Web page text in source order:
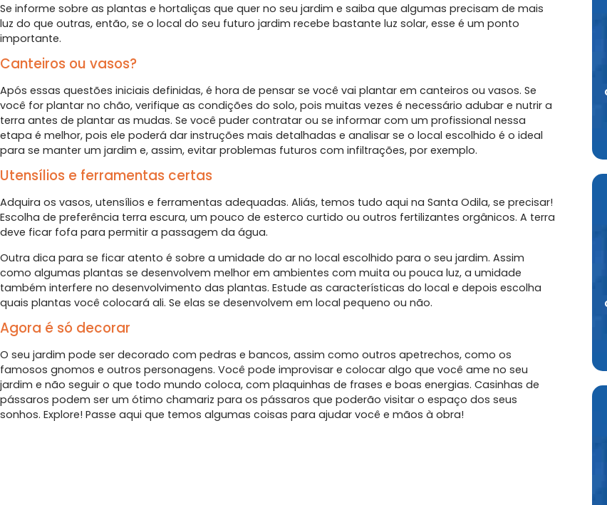
Se informe sobre as plantas e hortaliças que quer no seu jardim e saiba que algumas precisam de mais
luz do que outras, então, se o local do seu futuro jardim recebe bastante luz solar, esse é um ponto
importante.
Canteiros ou vasos?
Após essas questões iniciais definidas, é hora de pensar se você vai plantar em canteiros ou vasos. Se
você for plantar no chão, verifique as condições do solo, pois muitas vezes é necessário adubar e nutrir a
terra antes de plantar as mudas. Se você puder contratar ou se informar com um profissional nessa
etapa é melhor, pois ele poderá dar instruções mais detalhadas e analisar se o local escolhido é o ideal
para se manter um jardim e, assim, evitar problemas futuros com infiltrações, por exemplo.
Utensílios e ferramentas certas
Adquira os vasos, utensílios e ferramentas adequadas. Aliás, temos tudo aqui na Santa Odila, se precisar!
Escolha de preferência terra escura, um pouco de esterco curtido ou outros fertilizantes orgânicos. A terra
deve ficar fofa para permitir a passagem da água.
Outra dica para se ficar atento é sobre a umidade do ar no local escolhido para o seu jardim. Assim
como algumas plantas se desenvolvem melhor em ambientes com muita ou pouca luz, a umidade
também interfere no desenvolvimento das plantas. Estude as características do local e depois escolha
quais plantas você colocará ali. Se elas se desenvolvem em local pequeno ou não.
Agora é só decorar
O seu jardim pode ser decorado com pedras e bancos, assim como outros apetrechos, como os
famosos gnomos e outros personagens. Você pode improvisar e colocar algo que você ame no seu
jardim e não seguir o que todo mundo coloca, com plaquinhas de frases e boas energias. Casinhas de
pássaros podem ser um ótimo chamariz para os pássaros que poderão visitar o espaço dos seus
sonhos. Explore! Passe aqui que temos algumas coisas para ajudar você e mãos à obra!